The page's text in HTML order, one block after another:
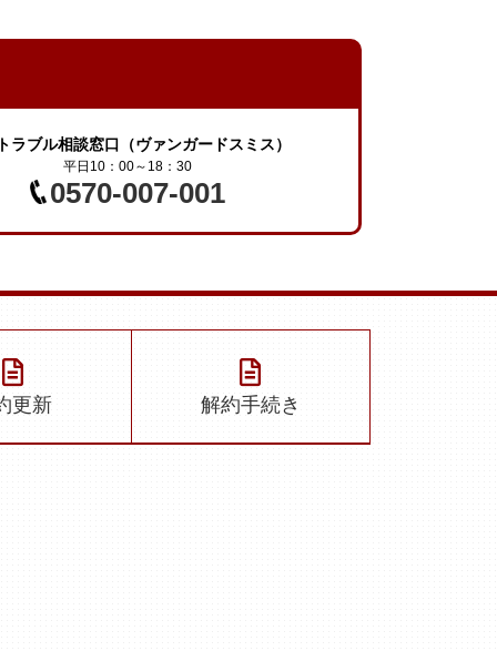
ラブル相談窓口（ヴァンガードスミス）
平日10：00～18：30
0570-007-001
更新 解約手続き